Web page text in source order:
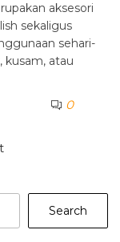
aksesori
sekaligus
sehari-
atau
0
Search